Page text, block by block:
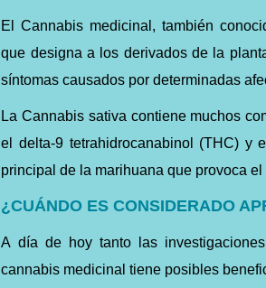
El Cannabis medicinal, también
que designa a los derivados de la
síntomas causados por determinadas
La Cannabis sativa contiene muchos
el delta-9 tetrahidrocanabinol (THC) y
principal de la marihuana que provoca
¿CUÁNDO ES CONSIDERADO
A día de hoy tanto las
cannabis medicinal tiene posibles